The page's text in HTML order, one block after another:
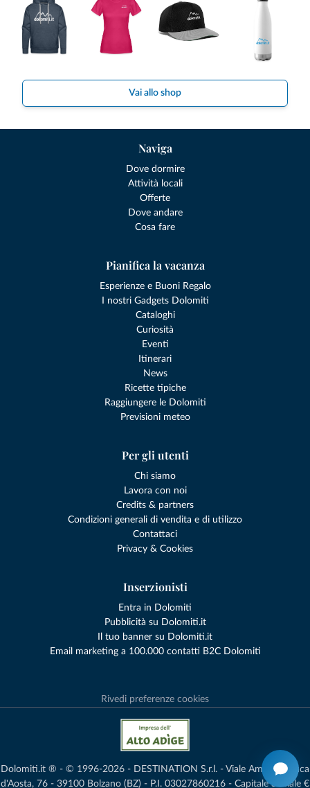
Vai allo shop
Naviga
Dove dormire
Attività locali
Offerte
Dove andare
Cosa fare
Pianifica la vacanza
Esperienze e Buoni Regalo
I nostri Gadgets Dolomiti
Cataloghi
Curiosità
Eventi
Itinerari
News
Ricette tipiche
Raggiungere le Dolomiti
Previsioni meteo
Per gli utenti
Chi siamo
Lavora con noi
Credits & partners
Condizioni generali di vendita e di utilizzo
Contattaci
Privacy & Cookies
Inserzionisti
Entra in Dolomiti
Pubblicità su Dolomiti.it
Il tuo banner su Dolomiti.it
Email marketing a 100.000 contatti B2C Dolomiti
Rivedi preferenze cookies
Dolomiti.it ® - © 1996-2026 - DESTINATION S.r.l. - Viale Amedeo Duca
d'Aosta, 76 - 39100 Bolzano (BZ) - P.I. 03027860216 - Capitale Sociale €